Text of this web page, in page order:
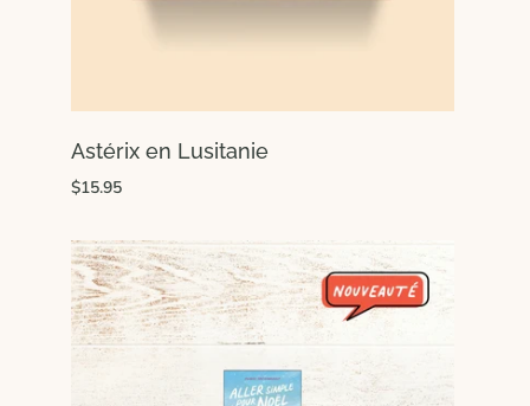
Astérix en Lusitanie
$15.95